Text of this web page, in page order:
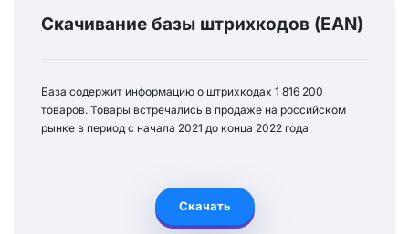
Скачивание базы штрихкодов (EAN)
База содержит информацию о штрихкодах 1 816 200
товаров. Товары встречались в продаже на российском
рынке в период с начала 2021 до конца 2022 года
Скачать